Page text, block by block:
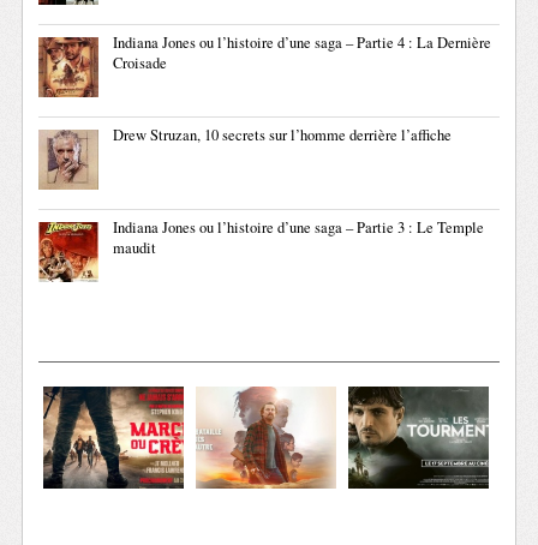
Indiana Jones ou l’histoire d’une saga – Partie 4 : La Dernière
Croisade
Drew Struzan, 10 secrets sur l’homme derrière l’affiche
Indiana Jones ou l’histoire d’une saga – Partie 3 : Le Temple
maudit